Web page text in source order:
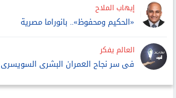
إيهاب الملاح
«الحكيم ومحفوظ».. بانوراما مصرية
العالم يفكر
فى سر نجاح العمران البشرى السويسرى